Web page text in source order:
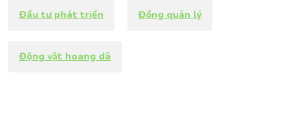
Đầu tư phát triển Đồng quản lý
Động vật hoang dã